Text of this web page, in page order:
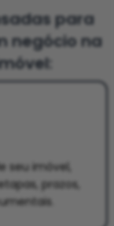
para
negócio na
seu imóvel,
prazos,